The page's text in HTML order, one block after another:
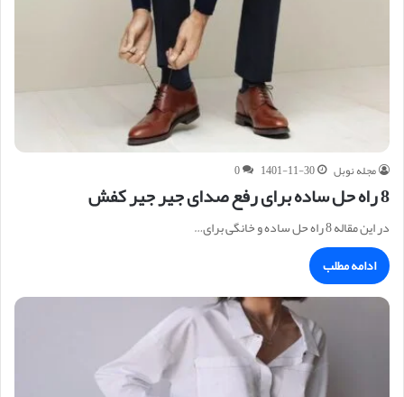
مجله نوبل 1401-11-30
0
8 راه حل ساده برای رفع صدای جیر جیر کفش
در این مقاله 8 راه حل ساده و خانگی برای…
ادامه مطلب